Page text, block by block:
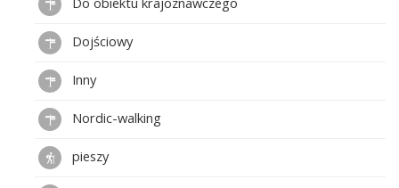
Dojściowy
Inny
Nordic-walking
pieszy